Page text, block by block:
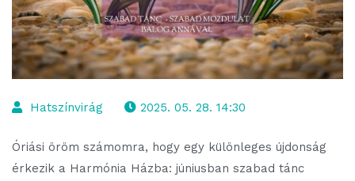
Hatszínvirág 2025. 05. 28. 14:30
Óriási öröm számomra, hogy egy különleges újdonság
érkezik a Harmónia Házba: júniusban szabad tánc